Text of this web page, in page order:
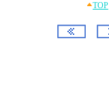
TOP